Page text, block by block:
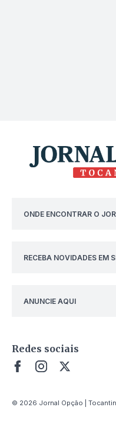
ONDE ENCONTRAR O
RECEBA NOVIDADES EM
ANUNCIE AQUI
Redes sociais
© 2026 Jornal Opção |